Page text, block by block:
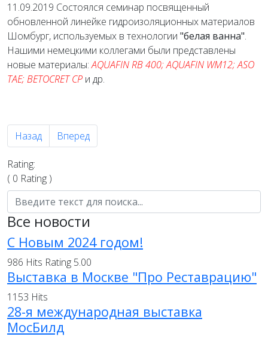
11.09.2019 Состоялся семинар посвященный
обновленной линейке гидроизоляционных материалов
Шомбург, используемых в технологии "белая ванна".
Нашими немецкими коллегами были представлены
новые материалы:AQUAFIN RB 400; AQUAFIN WM12; ASO
TAE; BETOCRET CP и др.
Предыдущий: 28-я международная выставка МосБилд
Назад Следующий: Осторожно двойник!
Вперед
Rating:
( 0 Rating )
Все новости
С Новым 2024 годом!
986 Hits Rating 5.00
Выставка в Москве "Про Реставрацию"
1153 Hits
28-я международная выставка
МосБилд